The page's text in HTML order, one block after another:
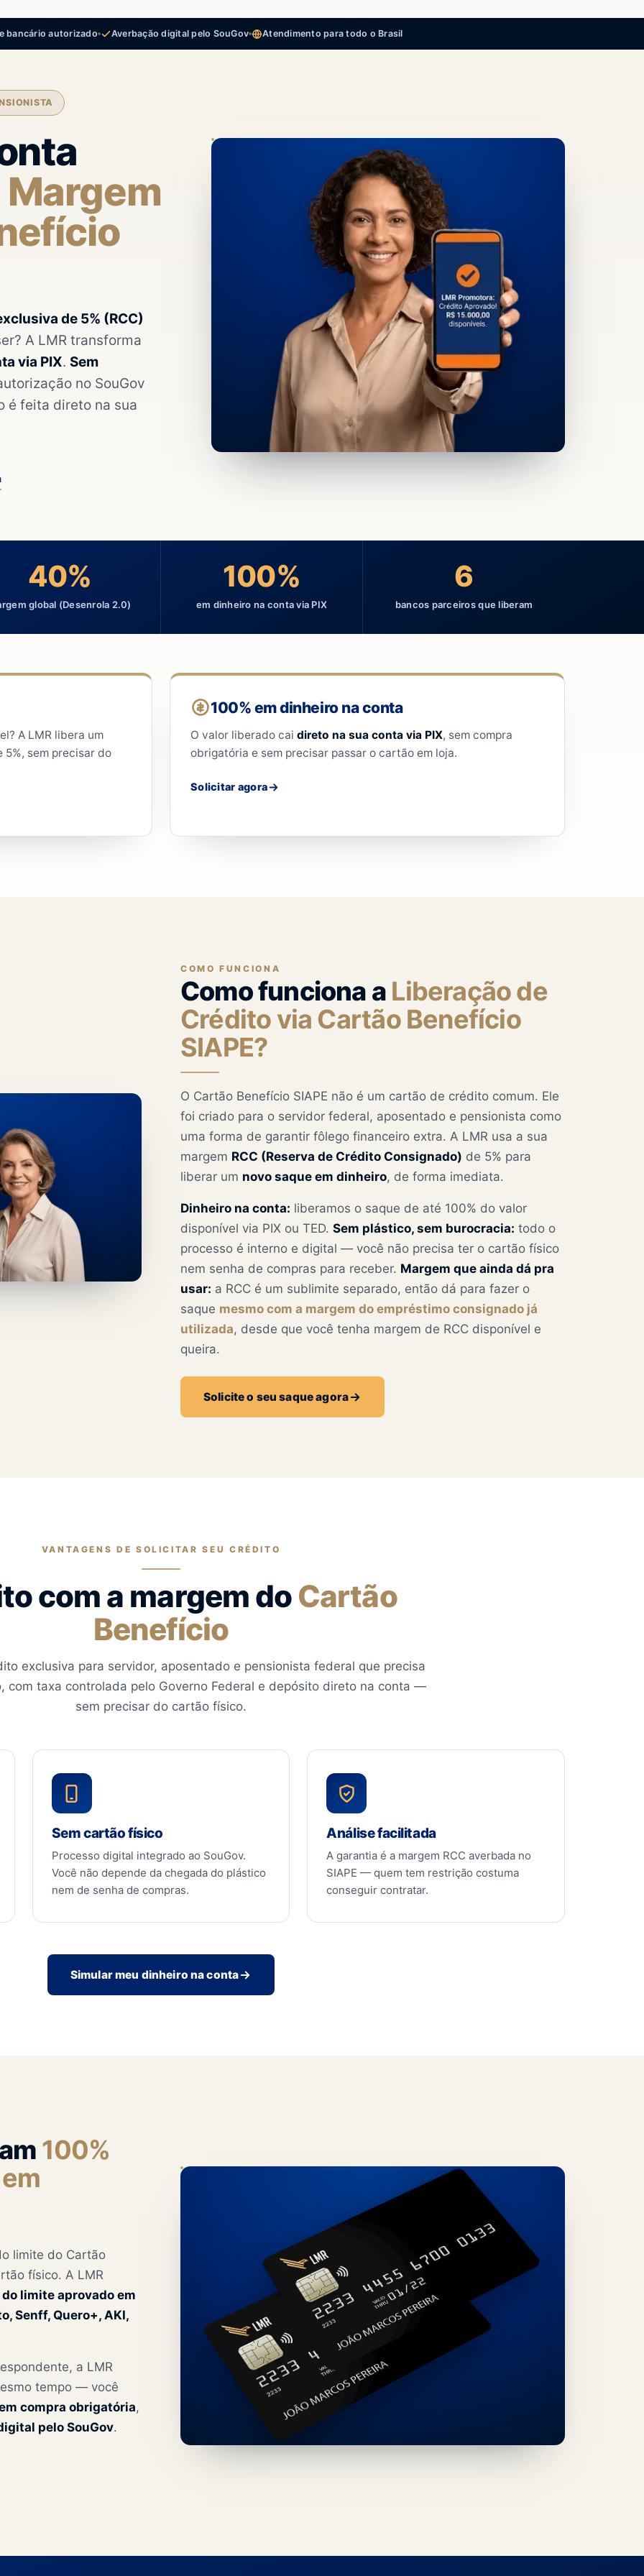
bancário autorizado Averbação digital pelo SouGov Atendimento para todo o Brasil
Margem
de 5% (RCC)
A LMR transforma
via PIX. Sem
no SouGov
é feita direto na sua
40%
global (Desenrola 2.0)
100%
em dinheiro na conta via PIX
6
bancos parceiros que liberam
A LMR libera um
5%, sem precisar do
100% em dinheiro na conta
O valor liberado cai direto na sua conta via PIX, sem compra
obrigatória e sem precisar passar o cartão em loja.
Solicitar agora
COMO FUNCIONA
Como funciona a Liberação de
Crédito via Cartão Benefício
SIAPE?
O Cartão Benefício SIAPE não é um cartão de crédito comum. Ele
foi criado para o servidor federal, aposentado e pensionista como
uma forma de garantir fôlego financeiro extra. A LMR usa a sua
margem RCC (Reserva de Crédito Consignado) de 5% para
liberar um novo saque em dinheiro, de forma imediata.
Dinheiro na conta: liberamos o saque de até 100% do valor
disponível via PIX ou TED. Sem plástico, sem burocracia: todo o
processo é interno e digital — você não precisa ter o cartão físico
nem senha de compras para receber. Margem que ainda dá pra
usar: a RCC é um sublimite separado, então dá para fazer o
saque mesmo com a margem do empréstimo consignado já
utilizada, desde que você tenha margem de RCC disponível e
queira.
Solicite o seu saque agora
VANTAGENS DE SOLICITAR SEU CRÉDITO
com a margem doCartão
Benefício
exclusiva para servidor, aposentado e pensionista federal que precisa
com taxa controlada pelo Governo Federal e depósito direto na conta —
sem precisar do cartão físico.
Sem cartão físico
Processo digital integrado ao SouGov.
Você não depende da chegada do plástico
nem de senha de compras.
Análise facilitada
A garantia é a margem RCC averbada no
SIAPE — quem tem restrição costuma
conseguir contratar.
Simular meu dinheiro na conta
100%
limite do Cartão
físico. A LMR
do limite aprovado em
Senff, Quero+, AKI,
a LMR
tempo — você
compra obrigatória,
pelo SouGov.